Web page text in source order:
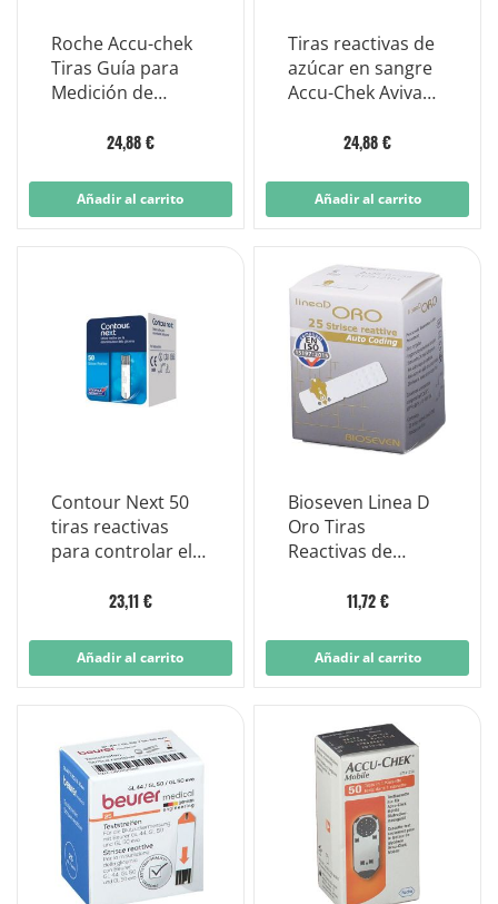
Roche Accu-chek
Tiras Guía para
Medición de
24,88 €
Añadir al carrito
Tiras reactivas de
azúcar en sangre
Accu-Chek Aviva
24,88 €
Añadir al carrito
Contour Next 50
tiras reactivas
para controlar el
23,11 €
Añadir al carrito
Bioseven Linea D
Oro Tiras
Reactivas de
25 Piezas11,72 €
Añadir al carrito